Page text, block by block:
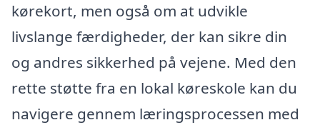
kørekort, men også om at udvikle
livslange færdigheder, der kan sikre din
og andres sikkerhed på vejene. Med den
rette støtte fra en lokal køreskole kan du
navigere gennem læringsprocessen med